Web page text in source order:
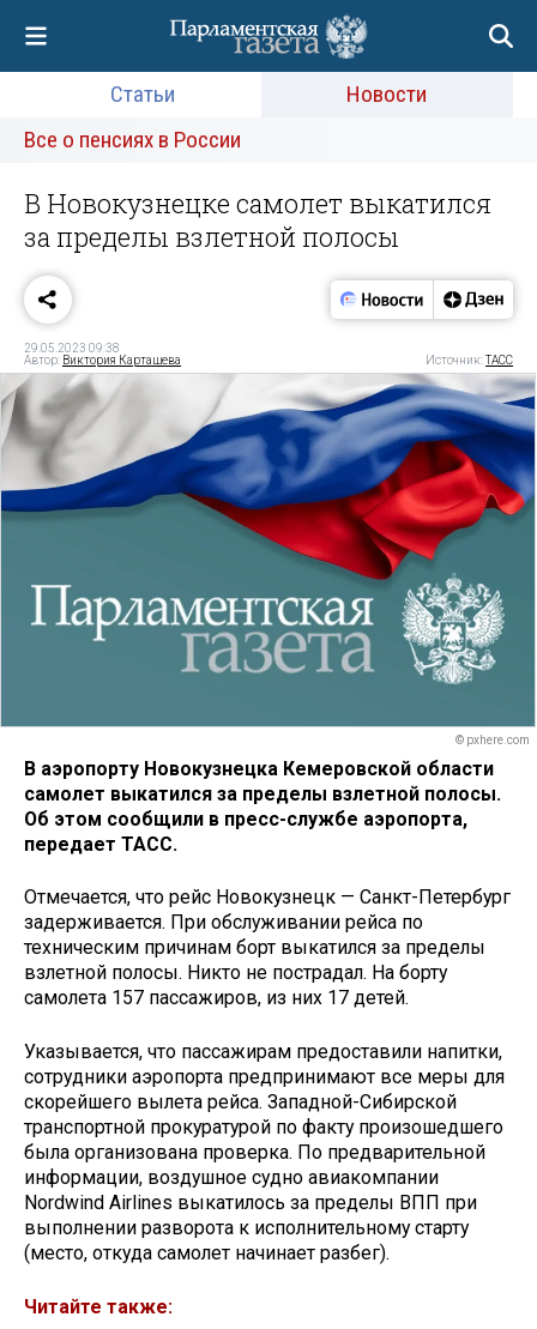
Статьи
Новости
Все о пенсиях в России
В Новокузнецке самолет выкатился
за пределы взлетной полосы
29.05.2023 09:38
Автор: Виктория Карташева Источник:ТАСС
© pxhere.com
В аэропорту Новокузнецка Кемеровской области
самолет выкатился за пределы взлетной полосы.
Об этом сообщили в пресс-службе аэропорта,
передает ТАСС.
Отмечается, что рейс Новокузнецк — Санкт-Петербург
задерживается. При обслуживании рейса по
техническим причинам борт выкатился за пределы
взлетной полосы. Никто не пострадал. На борту
самолета 157 пассажиров, из них 17 детей.
Указывается, что пассажирам предоставили напитки,
сотрудники аэропорта предпринимают все меры для
скорейшего вылета рейса. Западной-Сибирской
транспортной прокуратурой по факту произошедшего
была организована проверка. По предварительной
информации, воздушное судно авиакомпании
Nordwind Airlines выкатилось за пределы ВПП при
выполнении разворота к исполнительному старту
(место, откуда самолет начинает разбег).
Читайте также: